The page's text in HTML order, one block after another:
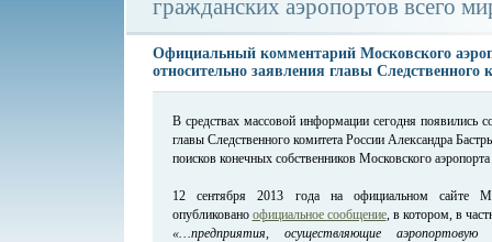
гражданских аэропортов всего
Официальный комментарий Московского
относительно заявления главы Следственного
В средствах массовой информации сегодня появились
главы Следственного комитета России Александра
поисков конечных собственников Московского
12 сентября 2013 года на официальном сайте
опубликовано официальное сообщение, в котором, в
«…предприятия, осуществляющие